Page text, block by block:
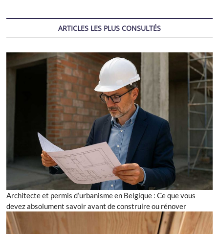
ARTICLES LES PLUS CONSULTÉS
Architecte et permis d’urbanisme en Belgique : Ce que vous
devez absolument savoir avant de construire ou rénover